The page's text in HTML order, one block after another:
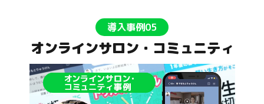
導入事例05
オンラインサロン・コミュニティ